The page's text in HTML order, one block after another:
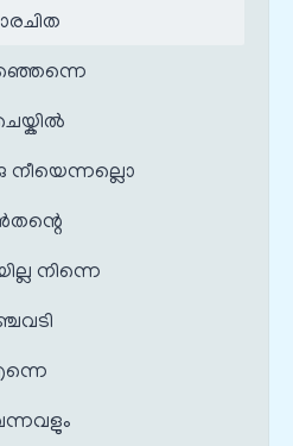
നീയെന്നല്ലൊ
നിന്നെ